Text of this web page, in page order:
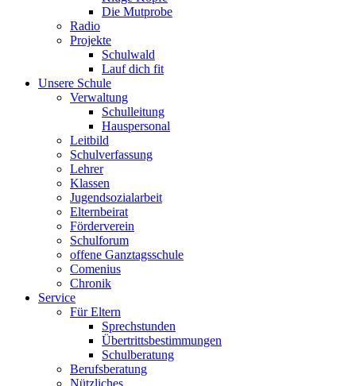
Die Mutprobe
Radio
Projekte
Schulwald
Lauf dich fit
Unsere Schule
Verwaltung
Schulleitung
Hauspersonal
Leitbild
Schulverfassung
Lehrer
Klassen
Jugendsozialarbeit
Elternbeirat
Förderverein
Schulforum
offene Ganztagsschule
Comenius
Chronik
Service
Für Eltern
Sprechstunden
Übertrittsbestimmungen
Schulberatung
Berufsberatung
Nützliches